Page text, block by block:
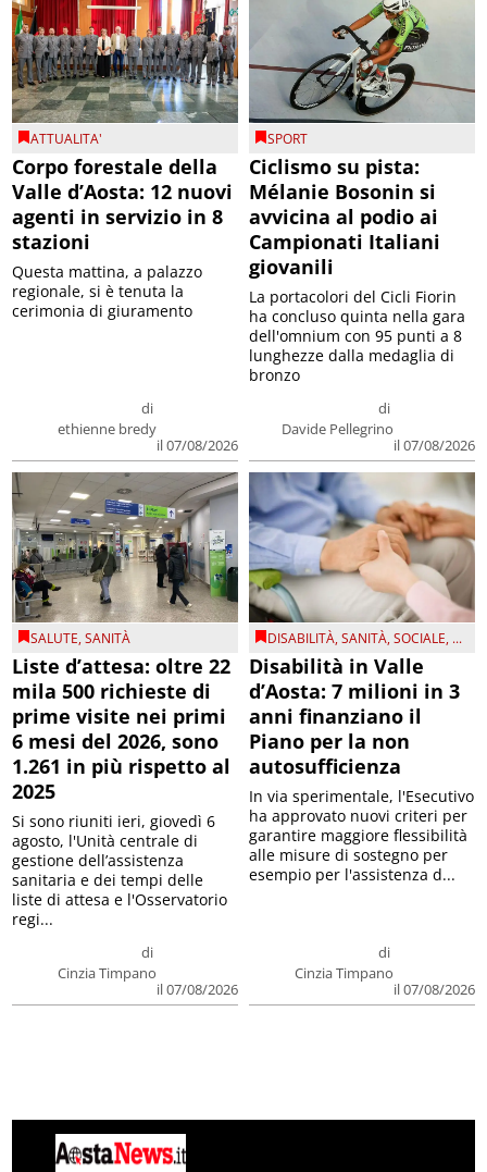
ATTUALITA'
Corpo forestale della
Valle d’Aosta: 12 nuovi
agenti in servizio in 8
stazioni
di
ethienne bredy
il 07/08/2026
Questa mattina, a palazzo
regionale, si è tenuta la
cerimonia di giuramento
SPORT
Ciclismo su pista:
Mélanie Bosonin si
avvicina al podio ai
Campionati Italiani
giovanili
di
Davide Pellegrino
il 07/08/2026
La portacolori del Cicli Fiorin
ha concluso quinta nella gara
dell'omnium con 95 punti a 8
lunghezze dalla medaglia di
bronzo
SALUTE,SANITÀ
Liste d’attesa: oltre 22
mila 500 richieste di
prime visite nei primi
6 mesi del 2026, sono
1.261 in più rispetto al
2025
di
Cinzia Timpano
il 07/08/2026
Si sono riuniti ieri, giovedì 6
agosto, l'Unità centrale di
gestione dell’assistenza
sanitaria e dei tempi delle
liste di attesa e l'Osservatorio
regi...
DISABILITÀ,SANITÀ,SOCIALE, ...
Disabilità in Valle
d’Aosta: 7 milioni in 3
anni finanziano il
Piano per la non
autosufficienza
di
Cinzia Timpano
il 07/08/2026
In via sperimentale, l'Esecutivo
ha approvato nuovi criteri per
garantire maggiore flessibilità
alle misure di sostegno per
esempio per l'assistenza d...